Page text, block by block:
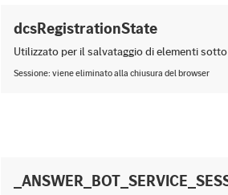
dcsRegistrationState
Utilizzato per il salvataggio di elementi
Sessione: viene eliminato alla chiusura del browser